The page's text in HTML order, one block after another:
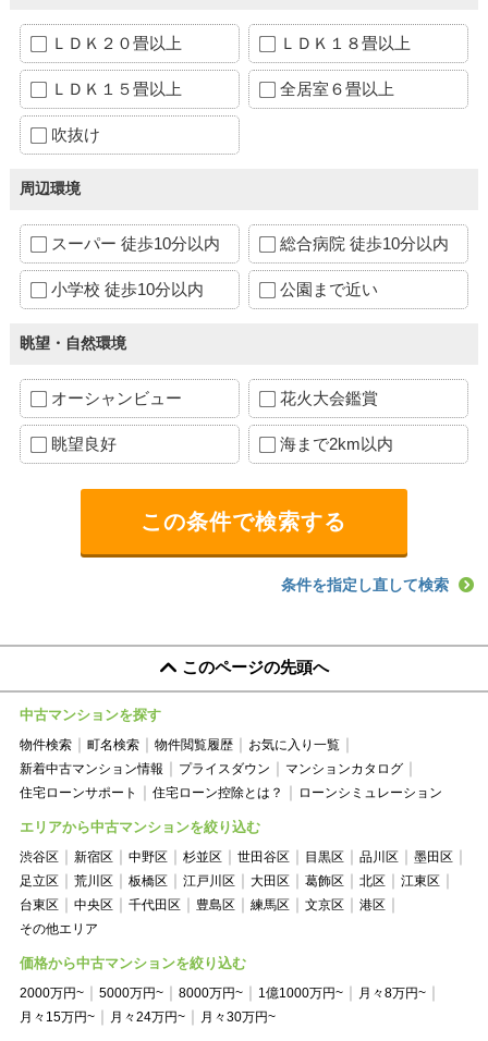
ＬＤＫ２０畳以上 ＬＤＫ１８畳以上
ＬＤＫ１５畳以上 全居室６畳以上
吹抜け
周辺環境
スーパー 徒歩10分以内 総合病院 徒歩10分以内
小学校 徒歩10分以内 公園まで近い
眺望・自然環境
オーシャンビュー 花火大会鑑賞
眺望良好 海まで2km以内
条件を指定し直して検索
このページの先頭へ
中古マンションを探す
物件検索 町名検索 物件閲覧履歴
お気に入り一覧
新着中古マンション情報
プライスダウン
マンションカタログ
住宅ローンサポート
住宅ローン控除とは？ ローンシミュレーション
エリアから中古マンションを絞り込む
渋谷区 新宿区 中野区 杉並区 世田谷区 目黒区 品川区
墨田区
足立区
荒川区 板橋区 江戸川区 大田区 葛飾区 北区
江東区
台東区
中央区 千代田区 豊島区 練馬区 文京区
港区
その他エリア
価格から中古マンションを絞り込む
2000万円~ 5000万円~ 8000万円~ 1億1000万円~
月々8万円~
月々15万円~
月々24万円~ 月々30万円~